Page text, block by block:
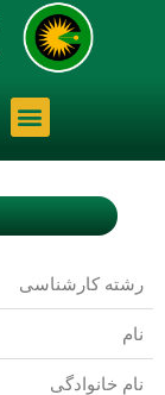
رشته کارشناسی
نام
نام خانوادگی